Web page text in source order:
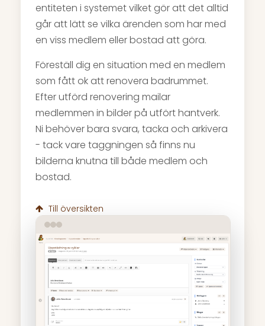
entiteten i systemet vilket gör att det alltid
går att lätt se vilka ärenden som har med
en viss medlem eller bostad att göra.
Föreställ dig en situation med en medlem
som fått ok att renovera badrummet.
Efter utförd renovering mailar
medlemmen in bilder på utfört hantverk.
Ni behöver bara svara, tacka och arkivera
- tack vare taggningen så finns nu
bilderna knutna till både medlem och
bostad.
Till översikten